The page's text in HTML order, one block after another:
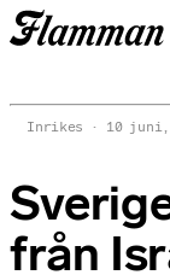
Inrikes 10 juni,
från